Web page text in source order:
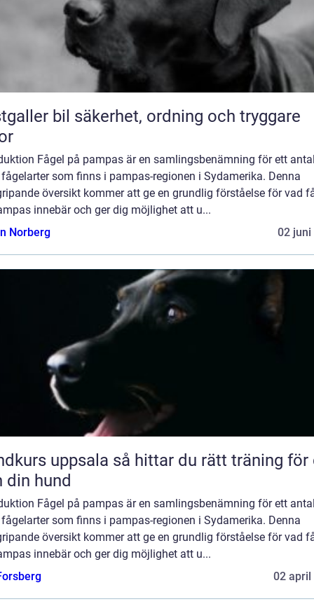
ordning och tryggare
Fågel på pampas är en samlingsbenämning för ett
som finns i pampas-regionen i Sydamerika. Denna
översikt kommer att ge en grundlig förståelse för vad
innebär och ger dig möjlighet att u...
Norberg
02 juni
så hittar du rätt träning för dig
din hund
Fågel på pampas är en samlingsbenämning för ett
som finns i pampas-regionen i Sydamerika. Denna
översikt kommer att ge en grundlig förståelse för vad
innebär och ger dig möjlighet att u...
02 april